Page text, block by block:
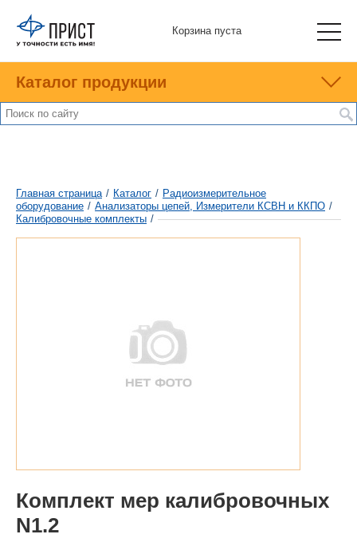
Корзина пуста
Каталог продукции
Главная страница / Каталог / Радиоизмерительное
оборудование / Анализаторы цепей, Измерители КСВН и ККПО /
Калибровочные комплекты /
Комплект мер калибровочных
N1.2